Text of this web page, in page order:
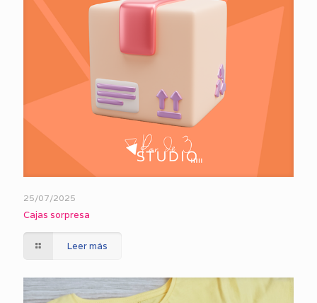
25/07/2025
Cajas sorpresa
Leer más